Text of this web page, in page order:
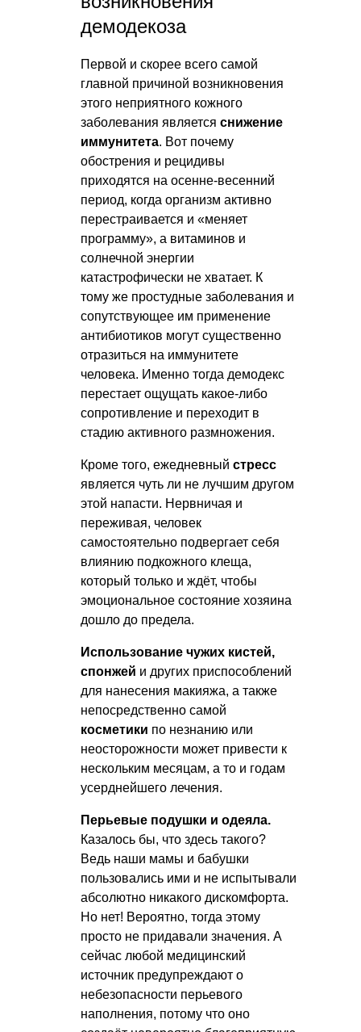
демодекоза
Первой и скорее всего самой
главной причиной возникновения
этого неприятного кожного
заболевания является снижение
иммунитета. Вот почему
обострения и рецидивы
приходятся на осенне-весенний
период, когда организм активно
перестраивается и «меняет
программу», а витаминов и
солнечной энергии
катастрофически не хватает. К
тому же простудные заболевания и
сопутствующее им применение
антибиотиков могут существенно
отразиться на иммунитете
человека. Именно тогда демодекс
перестает ощущать какое-либо
сопротивление и переходит в
стадию активного размножения.
Кроме того, ежедневный стресс
является чуть ли не лучшим другом
этой напасти. Нервничая и
переживая, человек
самостоятельно подвергает себя
влиянию подкожного клеща,
который только и ждёт, чтобы
эмоциональное состояние хозяина
дошло до предела.
Использование чужих кистей,
спонжей и других приспособлений
для нанесения макияжа, а также
непосредственно самой
косметики по незнанию или
неосторожности может привести к
нескольким месяцам, а то и годам
усерднейшего лечения.
Перьевые подушки и одеяла.
Казалось бы, что здесь такого?
Ведь наши мамы и бабушки
пользовались ими и не испытывали
абсолютно никакого дискомфорта.
Но нет! Вероятно, тогда этому
просто не придавали значения. А
сейчас любой медицинский
источник предупреждают о
небезопасности перьевого
наполнения, потому что оно